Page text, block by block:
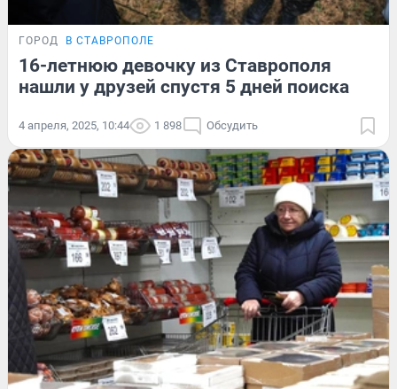
ГОРОД В СТАВРОПОЛЕ
16-летнюю девочку из Ставрополя
нашли у друзей спустя 5 дней поиска
4 апреля, 2025, 10:44 1 898 Обсудить